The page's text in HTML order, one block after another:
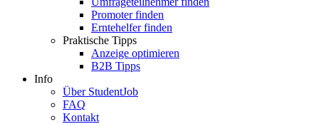
Promoter finden
Erntehelfer finden
Praktische Tipps
Anzeige optimieren
B2B Tipps
Info
Über StudentJob
FAQ
Kontakt